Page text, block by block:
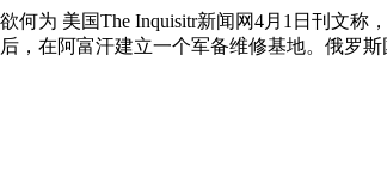
何为 美国The Inquisitr新闻网4月1日刊文
，在阿富汗建立一个军备维修基地。俄罗斯